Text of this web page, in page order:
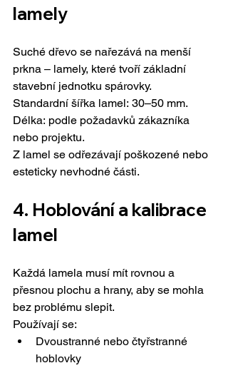
lamely
Suché dřevo se nařezává na menší
prkna – lamely, které tvoří základní
stavební jednotku spárovky.
Standardní šířka lamel: 30–50 mm.
Délka: podle požadavků zákazníka
nebo projektu.
Z lamel se odřezávají poškozené nebo
esteticky nevhodné části.
4. Hoblování a kalibrace
lamel
Každá lamela musí mít rovnou a
přesnou plochu a hrany, aby se mohla
bez problému slepit.
Používají se:
Dvoustranné nebo čtyřstranné
hoblovky